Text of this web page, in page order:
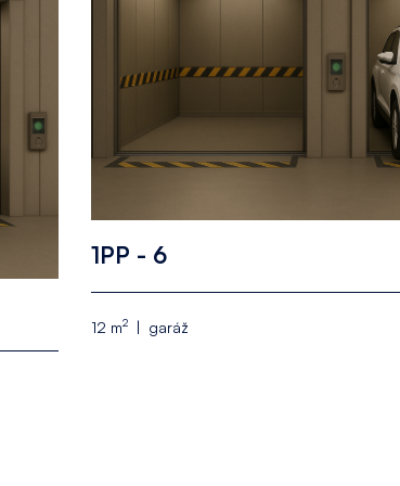
1PP - 6
12 m2 garáž